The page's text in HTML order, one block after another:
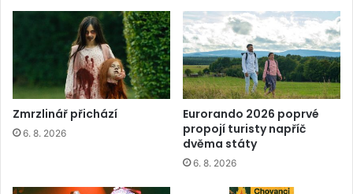
Zmrzlinář přichází
6. 8. 2026
Eurorando 2026 poprvé
propojí turisty napříč
dvěma státy
6. 8. 2026